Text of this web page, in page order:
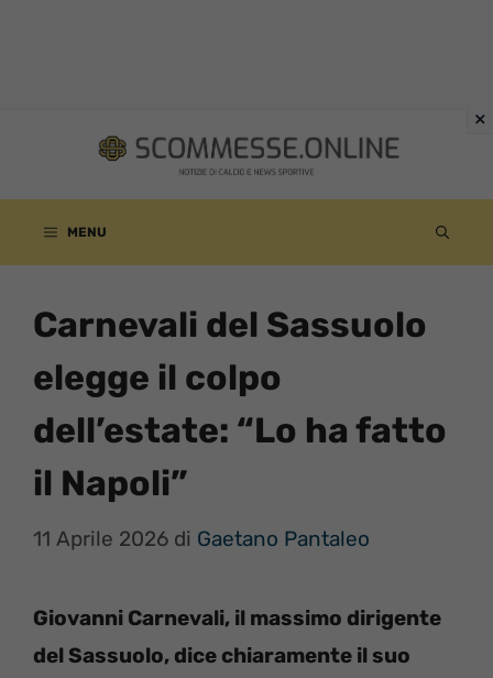
contenuto
MENU
Carnevali del Sassuolo
elegge il colpo
dell’estate: “Lo ha fatto
il Napoli”
11 Aprile 2026 di Gaetano Pantaleo
Giovanni Carnevali, il massimo dirigente
del Sassuolo, dice chiaramente il suo